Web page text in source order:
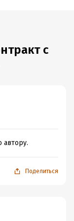
с
автору.
Поделиться